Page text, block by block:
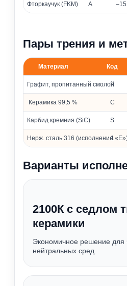
Фторкаучук (FKM) A
Пары трения и
Материалы колец и
Материал Код
Графит, пропитанный смолой
R
Керамика 99,5 % C
Карбид кремния (SiC) S
Нерж. сталь 316 (исполнение
1
Варианты
2100К с седлом
керамики
Экономичное решение для
нейтральных сред.